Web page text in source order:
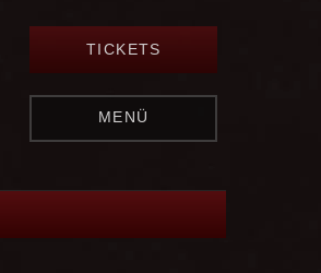
TICKETS
MENÜ